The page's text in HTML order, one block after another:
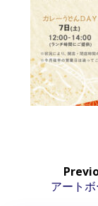
Previous
アートボ